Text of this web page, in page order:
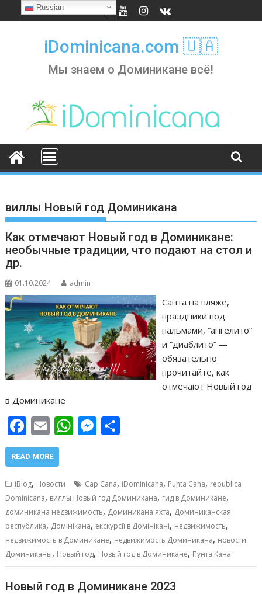
to
iDominicana.com 🇺🇦
Мы знаем о Доминикане всё!
виллы Новый год Доминикана
Как отмечают Новый год в Доминикане:
необычные традиции, что подают на стол и
др.
01.10.2024 admin
Санта на пляже,
праздники под
пальмами, “ангелито”
и “диаблито” —
обязательно
прочитайте, как
отмечают Новый год
в Доминикане
F
ac
e
b
o
o
k
E
m
ai
l
W
s
A
p
p
M
e
n
g
er
р
а
в
и
т
ь
READ MORE
iBlog, Новости Cap Cana, iDominicana, Punta Cana, republica
Dominicana, виллы Новый год Доминикана, гид в Доминикане,
доминикана недвижимость, Доминикана яхта, Доминиканская
республика, Домінікана, екскурсії в Домінікані, недвижимость,
недвижимость в Доминикане, недвижимость Доминикана, новости
Доминиканы, Новый год, Новый год в Доминикане, Пунта Кана
Новый год в Доминикане 2023
Russian